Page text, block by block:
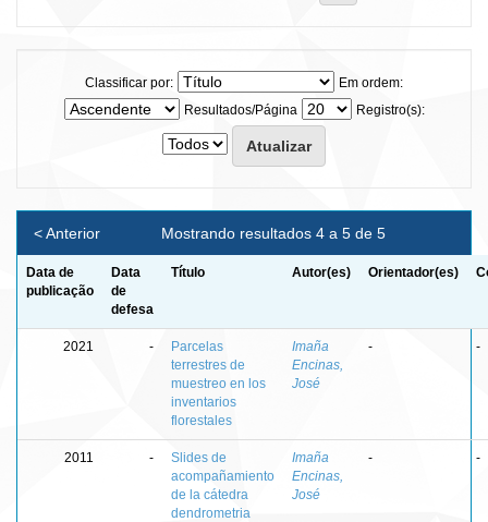
Classificar por:
Em ordem:
Resultados/Página
Registro(s):
Mostrando resultados 4 a 5 de 5
< Anterior
Data de
publicação
Data
de
defesa
Título Autor(es) Orientador(es)
2021 -
Parcelas
terrestres de
muestreo en los
inventarios
florestales
Imaña
Encinas,
José
- -
2011 -
Slides de
acompañamiento
de la cátedra
dendrometria
Imaña
Encinas,
José
- -